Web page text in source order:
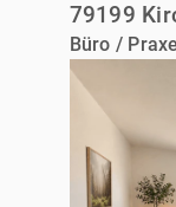
79199
Büro /